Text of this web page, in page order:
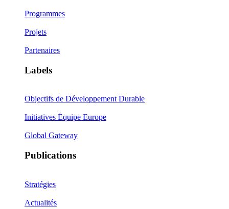
Programmes
Projets
Partenaires
Labels
Objectifs de Développement Durable
Initiatives Équipe Europe
Global Gateway
Publications
Stratégies
Actualités